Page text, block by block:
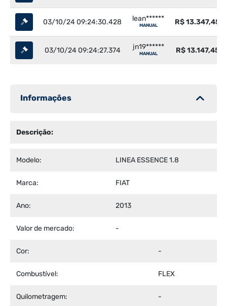
03/10/24 09:24:30.428 lean******
MANUAL R$ 13.347,45
03/10/24 09:24:27.374 jn19******
MANUAL R$ 13.147,45
Informações
Descrição:
Modelo: LINEA ESSENCE 1.8
Marca: FIAT
Ano: 2013
Valor de mercado: -
Cor: -
Combustível: FLEX
Quilometragem: -